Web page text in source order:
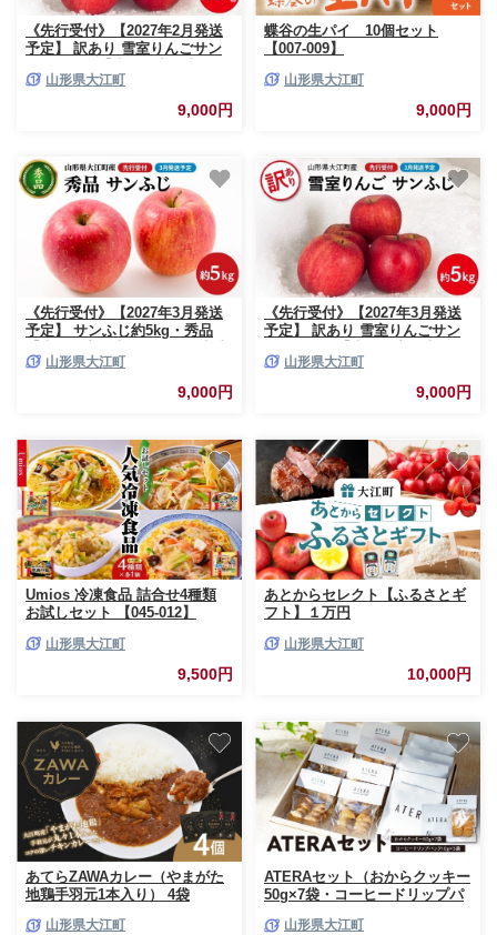
《先行受付》【2027年2月発送
予定】 訳あり 雪室りんごサン
んご・大地農産】 【028-029】
山形県大江町
9,000円
蝶谷の生パイ 10個セット
【007-009】
山形県大江町
9,000円
《先行受付》【2027年3月発送
予定】 サンふじ約5kg・秀品
農産】 【028-034】
山形県大江町
9,000円
《先行受付》【2027年3月発送
予定】 訳あり 雪室りんごサン
んご・大地農産】 【028-033】
山形県大江町
9,000円
Umios 冷凍食品 詰合せ4種類
お試しセット 【045-012】
山形県大江町
9,500円
あとからセレクト【ふるさとギ
フト】１万円
山形県大江町
10,000円
あてらZAWAカレー（やまがた
地鶏手羽元1本入り） 4袋
山形県大江町
ATERAセット（おからクッキー
50g×7袋・コーヒードリップパ
山形県大江町